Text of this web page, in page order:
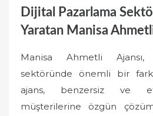
Dijital Pazarlama
Yaratan Manisa
Manisa Ahmetli
sektöründe önemli bir fark
ajans, benzersiz ve
müşterilerine özgün